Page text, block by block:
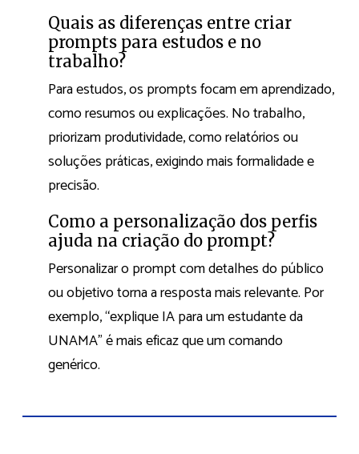
Quais as diferenças entre criar
prompts para estudos e no
trabalho?
Para estudos, os prompts focam em aprendizado,
como resumos ou explicações. No trabalho,
priorizam produtividade, como relatórios ou
soluções práticas, exigindo mais formalidade e
precisão.
Como a personalização dos perfis
ajuda na criação do prompt?
Personalizar o prompt com detalhes do público
ou objetivo torna a resposta mais relevante. Por
exemplo, “explique IA para um estudante da
UNAMA” é mais eficaz que um comando
genérico.